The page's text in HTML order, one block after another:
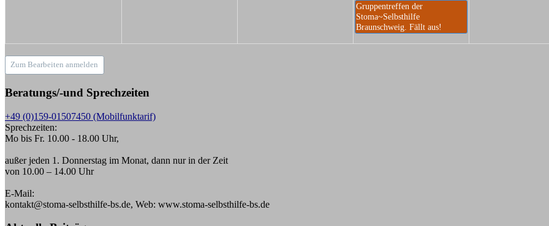
Gruppentreffen der
Stoma~Selbsthilfe
Braunschweig. Fällt aus!
Zum Bearbeiten anmelden
Beratungs/-und Sprechzeiten
+49 (0)159-01507450 (Mobilfunktarif)
Sprechzeiten:
Mo bis Fr. 10.00 - 18.00 Uhr,
außer jeden 1. Donnerstag im Monat, dann nur in der Zeit
von 10.00 – 14.00 Uhr
E-Mail:
kontakt@stoma-selbsthilfe-bs.de, Web: www.stoma-selbsthilfe-bs.de